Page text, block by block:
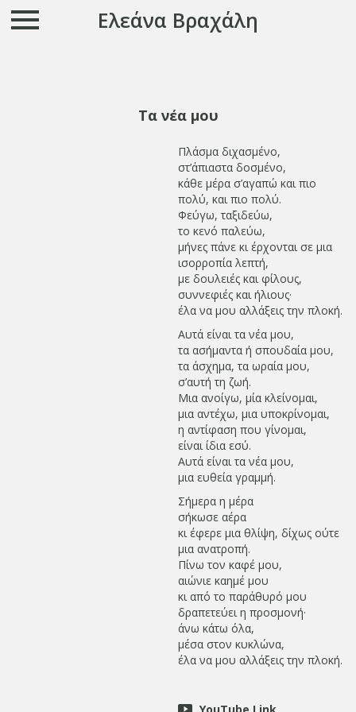
Ελεάνα Βραχάλη
Τα νέα μου
Πλάσμα διχασμένο,
στ’άπιαστα δοσμένο,
κάθε μέρα σ’αγαπώ και πιο
πολύ, και πιο πολύ.
Φεύγω, ταξιδεύω,
το κενό παλεύω,
μήνες πάνε κι έρχονται σε μια
ισορροπία λεπτή,
με δουλειές και φίλους,
συννεφιές και ήλιους·
έλα να μου αλλάξεις την πλοκή.
Αυτά είναι τα νέα μου,
τα ασήμαντα ή σπουδαία μου,
τα άσχημα, τα ωραία μου,
σ’αυτή τη ζωή.
Μια ανοίγω, μία κλείνομαι,
μια αντέχω, μια υποκρίνομαι,
η αντίφαση που γίνομαι,
είναι ίδια εσύ.
Αυτά είναι τα νέα μου,
μια ευθεία γραμμή.
Σήμερα η μέρα
σήκωσε αέρα
κι έφερε μια θλίψη, δίχως ούτε
μια ανατροπή.
Πίνω τον καφέ μου,
αιώνιε καημέ μου
κι από το παράθυρό μου
δραπετεύει η προσμονή·
άνω κάτω όλα,
μέσα στον κυκλώνα,
έλα να μου αλλάξεις την πλοκή.